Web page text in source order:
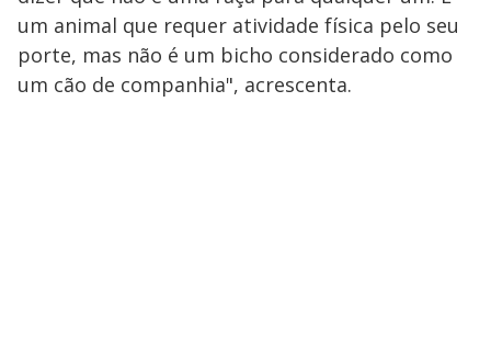
um animal que requer atividade física pelo seu
porte, mas não é um bicho considerado como
um cão de companhia", acrescenta.